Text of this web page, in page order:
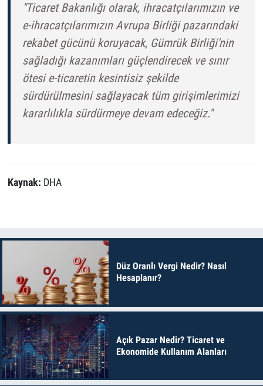
"Ticaret Bakanlığı olarak, ihracatçılarımızın ve
e-ihracatçılarımızın Avrupa Birliği pazarındaki
rekabet gücünü koruyacak, Gümrük Birliği'nin
sağladığı kazanımları güçlendirecek ve sınır
ötesi e-ticaretin kesintisiz şekilde
sürdürülmesini sağlayacak tüm girişimlerimizi
kararlılıkla sürdürmeye devam edeceğiz."
Kaynak: DHA
Düz Oranlı Vergi Nedir? Nasıl
Hesaplanır?
Açık Pazar Nedir? Ticaret ve
Ekonomide Kullanım Alanları